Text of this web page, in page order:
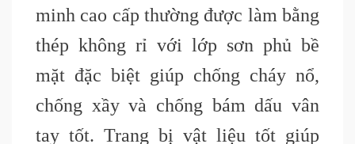
minh cao cấp thường được làm bằng
thép không rỉ với lớp sơn phủ bề
mặt đặc biệt giúp chống cháy nổ,
chống xầy và chống bám dấu vân
tay tốt. Trang bị vật liệu tốt giúp